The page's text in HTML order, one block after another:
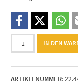
Anhänger
Menge
IN DEN
ARTIKELNUMMER: